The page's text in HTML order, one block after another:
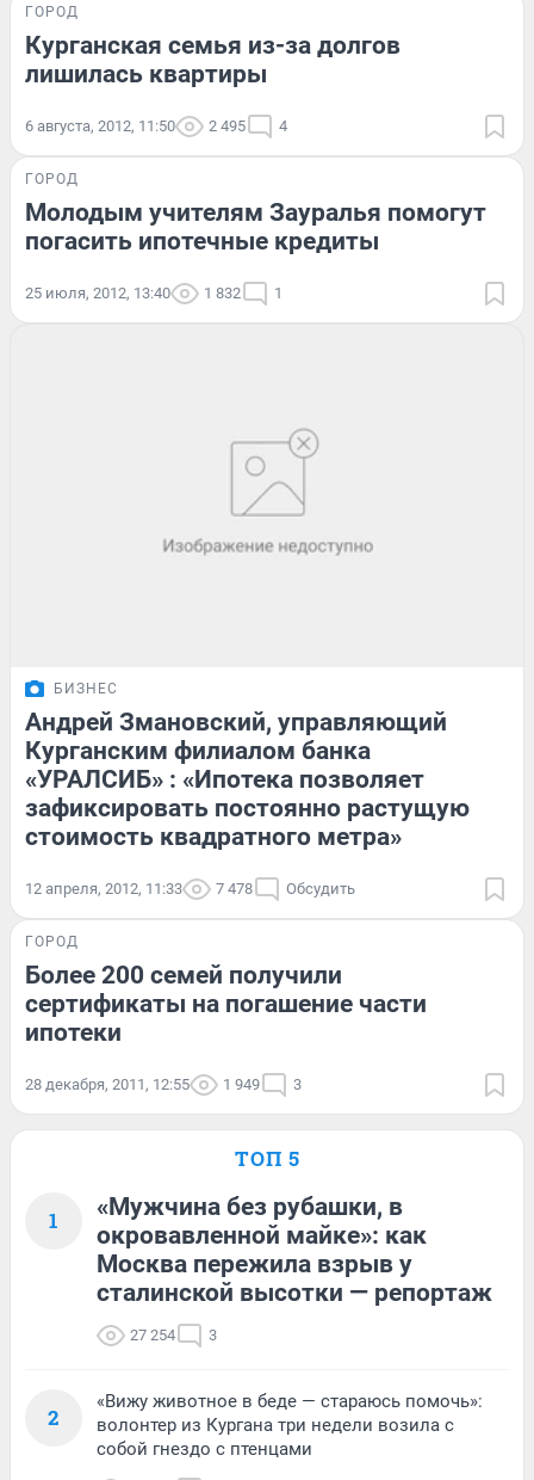
ГОРОД
Курганская семья из-за долгов
лишилась квартиры
6 августа, 2012, 11:50 2 495 4
ГОРОД
Молодым учителям Зауралья помогут
погасить ипотечные кредиты
25 июля, 2012, 13:40 1 832 1
БИЗНЕС
Андрей Змановский, управляющий
Курганским филиалом банка
«УРАЛСИБ» : «Ипотека позволяет
зафиксировать постоянно растущую
стоимость квадратного метра»
12 апреля, 2012, 11:33 7 478 Обсудить
ГОРОД
Более 200 семей получили
сертификаты на погашение части
ипотеки
28 декабря, 2011, 12:55 1 949 3
ТОП 5
1
«Мужчина без рубашки, в
окровавленной майке»: как
Москва пережила взрыв у
сталинской высотки — репортаж
27 254 3
2
«Вижу животное в беде — стараюсь помочь»:
волонтер из Кургана три недели возила с
собой гнездо с птенцами